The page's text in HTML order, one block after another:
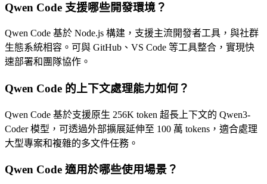
Qwen Code 支援哪些開發環境？
Qwen Code 基於 Node.js 構建，支援主流開發者工具，與社群
生態系統相容。可與 GitHub、VS Code 等工具整合，實現快
速部署和團隊協作。
Qwen Code 的上下文處理能力如何？
Qwen Code 基於支援原生 256K token 超長上下文的 Qwen3-
Coder 模型，可透過外部擴展延伸至 100 萬 tokens，適合處理
大型專案和複雜的多文件任務。
Qwen Code 適用於哪些使用場景？